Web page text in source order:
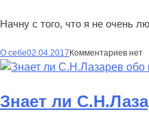
Начну с того, что я не очень
О себе02.04.2017 Комментариев нет
Знает ли